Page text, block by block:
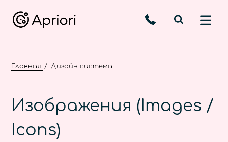
Главная Дизайн система
Изображения (Images /
Icons)